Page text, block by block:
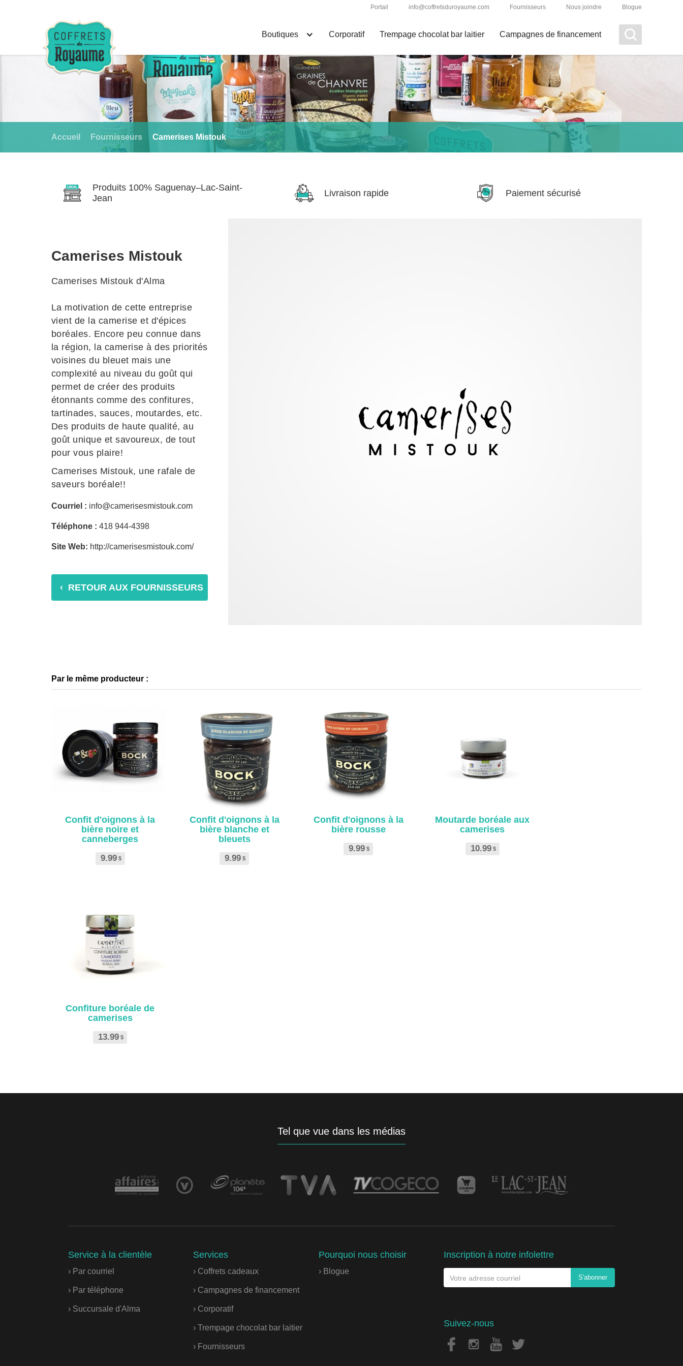
Boutiques Corporatif Trempage chocolat bar laitier Campagnes de financement
Portail info@coffretsduroyaume.com Fournisseurs Nous joindre Blogue
Accueil Fournisseurs Camerises Mistouk
Produits 100% Saguenay–Lac-Saint-
Jean
Livraison rapide Paiement sécurisé
Camerises Mistouk
Camerises Mistouk d'Alma
La motivation de cette entreprise
vient de la camerise et d'épices
boréales. Encore peu connue dans
la région, la camerise à des priorités
voisines du bleuet mais une
complexité au niveau du goût qui
permet de créer des produits
étonnants comme des confitures,
tartinades, sauces, moutardes, etc.
Des produits de haute qualité, au
goût unique et savoureux, de tout
pour vous plaire!
Camerises Mistouk, une rafale de
saveurs boréale!!
Courriel : info@camerisesmistouk.com
Téléphone : 418 944-4398
Site Web: http://camerisesmistouk.com/
‹ RETOUR AUX FOURNISSEURS
Par le même producteur :
Confit d'oignons à la
bière noire et
canneberges
9.99 $
Confit d'oignons à la
bière blanche et
bleuets
9.99 $
Confit d'oignons à la
bière rousse
9.99 $
Moutarde boréale aux
camerises
10.99 $
Confiture boréale de
camerises
13.99 $
Tel que vue dans les médias
Service à la clientèle
› Par courriel
› Par téléphone
› Succursale d'Alma
Services
› Coffrets cadeaux
› Campagnes de financement
› Corporatif
› Trempage chocolat bar laitier
› Fournisseurs
Pourquoi nous choisir
› Blogue
Inscription à notre infolettre
Suivez-nous